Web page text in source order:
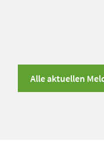
Alle aktuellen